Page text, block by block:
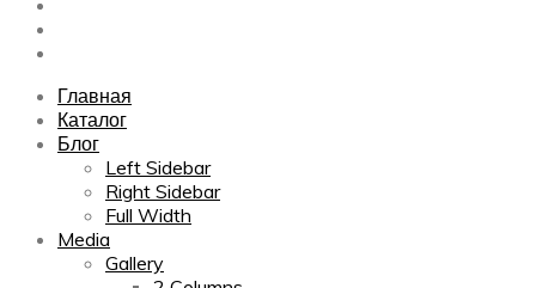
Главная
Каталог
Блог
Left Sidebar
Right Sidebar
Full Width
Media
Gallery